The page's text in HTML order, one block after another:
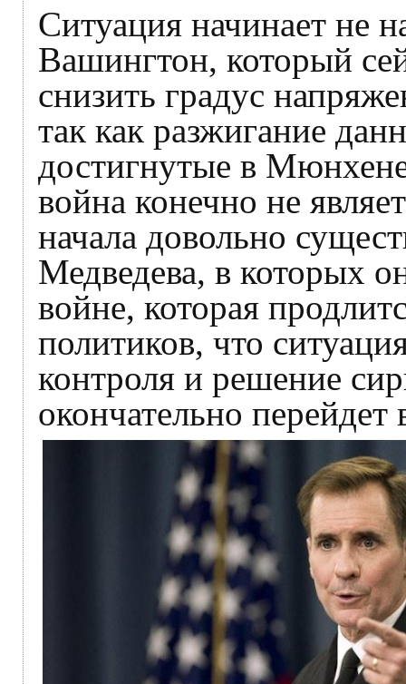
Ситуация начинает не
Вашингтон, который
снизить градус
так как разжигание
достигнутые в
война конечно не
начала довольно
Медведева, в которых
войне, которая
политиков, что
контроля и решение
окончательно